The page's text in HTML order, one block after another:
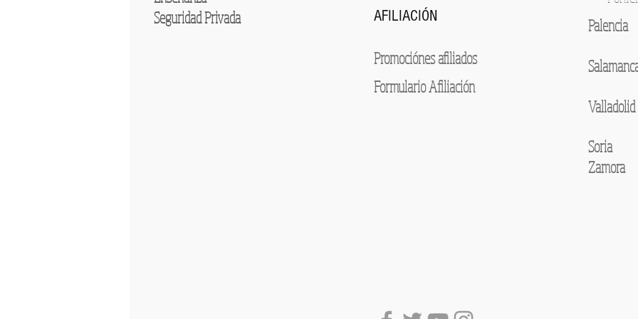
Seguridad Privada
AFILIACIÓN
Promociónes afiliados
Formulario Afiliación
Palencia
Valladolid
Soria
Zamora